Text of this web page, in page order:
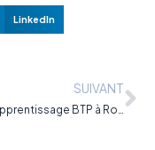
LinkedIn
SUIVANT